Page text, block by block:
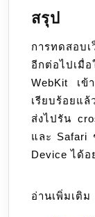
สรุป
การทดสอบ
อีกต่อไปเมื่อ
WebKit เข้
เรียบร้อยแ
ส่งไปรัน
และ Safari
Device ได้
อ่านเพิ่มเติม